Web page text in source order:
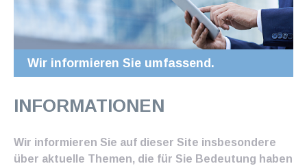
Wir informieren Sie umfassend.
INFORMATIONEN
Wir informieren Sie auf dieser Site insbesondere
über aktuelle Themen, die für Sie Bedeutung haben